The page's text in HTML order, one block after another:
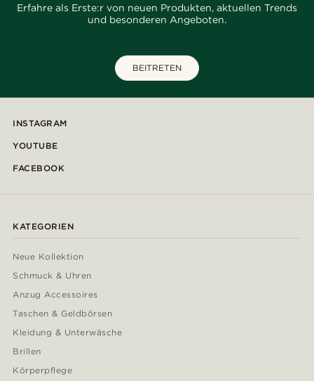
Erfahre als Erste:r von neuen Produkten, aktuellen Trends
und besonderen Angeboten.
BEITRETEN
INSTAGRAM
YOUTUBE
FACEBOOK
KATEGORIEN
Neue Kollektion
Schmuck & Uhren
Anzug Accessoires
Taschen & Geldbörsen
Kleidung & Unterwäsche
Brillen
Körperpflege